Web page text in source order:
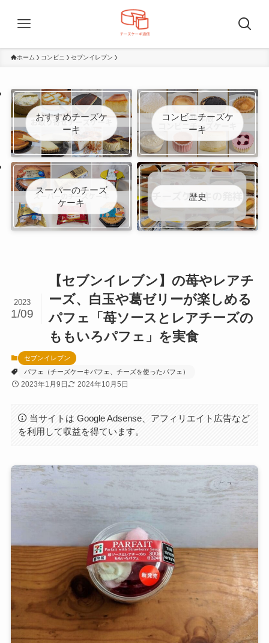
ホーム コンビニ セブンイレブン
おすすめチーズケ
ーキ
コンビニチーズケ
ーキ
スーパーのチーズ
ケーキ
歴史
【セブンイレブン】の苺やレアチ
ーズ、白玉や葛ゼリーが楽しめる
パフェ「苺ソースとレアチーズの
ももいろパフェ」を実食
2023
1/09
セブンイレブン
パフェ（チーズケーキパフェ、チーズを使ったパフェ）
2023年1月9日 2024年10月5日
当サイトは Google Adsense、アフィリエイト広告など
を利用して収益を得ています。